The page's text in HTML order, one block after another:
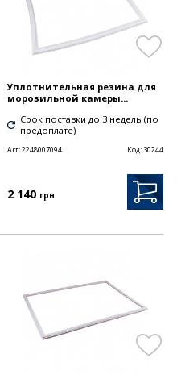
Уплотнительная резина для
морозильной камеры...
Срок поставки до 3 недель (по
предоплате)
Art:2248007094 Код: 30244
2 140 грн